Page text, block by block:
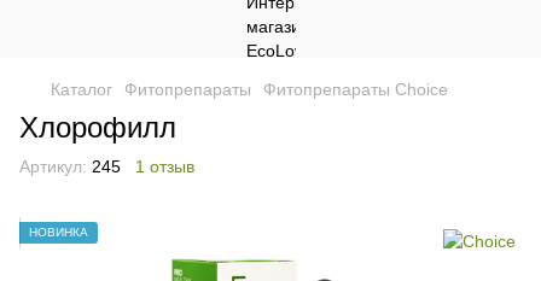
Каталог Фитопрепараты Фитопрепараты Choice
Хлорофилл
Артикул: 245 1 отзыв
НОВИНКА